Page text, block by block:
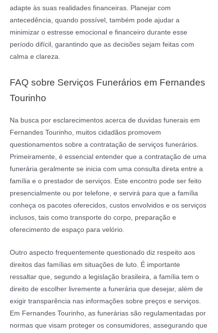
adapte às suas realidades financeiras. Planejar com
antecedência, quando possível, também pode ajudar a
minimizar o estresse emocional e financeiro durante esse
período difícil, garantindo que as decisões sejam feitas com
calma e clareza.
FAQ sobre Serviços Funerários em Fernandes
Tourinho
Na busca por esclarecimentos acerca de duvidas funerais em
Fernandes Tourinho, muitos cidadãos promovem
questionamentos sobre a contratação de serviços funerários.
Primeiramente, é essencial entender que a contratação de uma
funerária geralmente se inicia com uma consulta direta entre a
família e o prestador de serviços. Este encontro pode ser feito
presencialmente ou por telefone, e servirá para que a família
conheça os pacotes oferecidos, custos envolvidos e os serviços
inclusos, tais como transporte do corpo, preparação e
oferecimento de espaço para velório.
Outro aspecto frequentemente questionado diz respeito aos
direitos das famílias em situações de luto. É importante
ressaltar que, segundo a legislação brasileira, a família tem o
direito de escolher livremente a funerária que desejar, além de
exigir transparência nas informações sobre preços e serviços.
Em Fernandes Tourinho, as funerárias são regulamentadas por
normas que visam proteger os consumidores, assegurando que